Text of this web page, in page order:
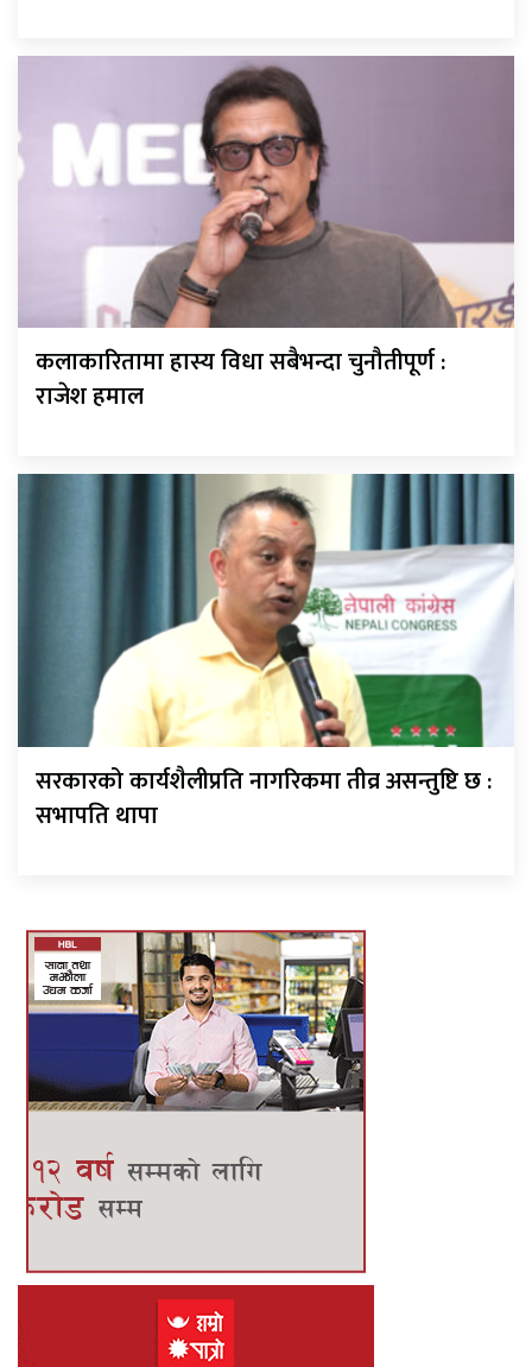
कलाकारितामा हास्य विधा सबैभन्दा चुनौतीपूर्ण :
राजेश हमाल
सरकारको कार्यशैलीप्रति नागरिकमा तीव्र असन्तुष्टि छ :
सभापति थापा